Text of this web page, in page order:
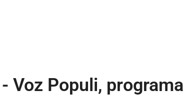
Voz Populi,